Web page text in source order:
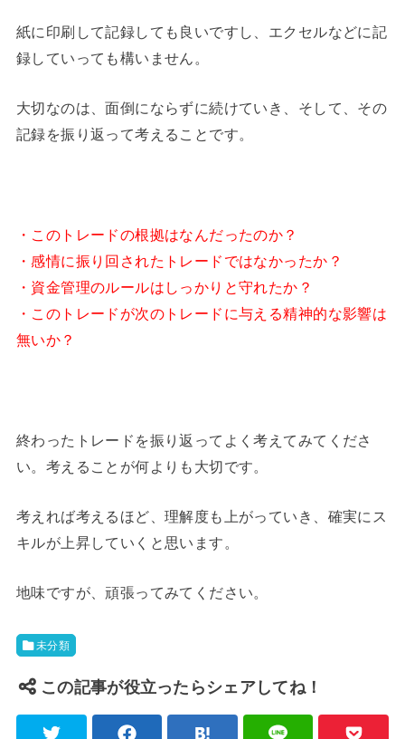
紙に印刷して記録しても良いですし、エクセルなどに記
録していっても構いません。
大切なのは、面倒にならずに続けていき、そして、その
記録を振り返って考えることです。
・このトレードの根拠はなんだったのか？
・感情に振り回されたトレードではなかったか？
・資金管理のルールはしっかりと守れたか？
・このトレードが次のトレードに与える精神的な影響は
無いか？
終わったトレードを振り返ってよく考えてみてくださ
い。考えることが何よりも大切です。
考えれば考えるほど、理解度も上がっていき、確実にス
キルが上昇していくと思います。
地味ですが、頑張ってみてください。
未分類
この記事が役立ったらシェアしてね！